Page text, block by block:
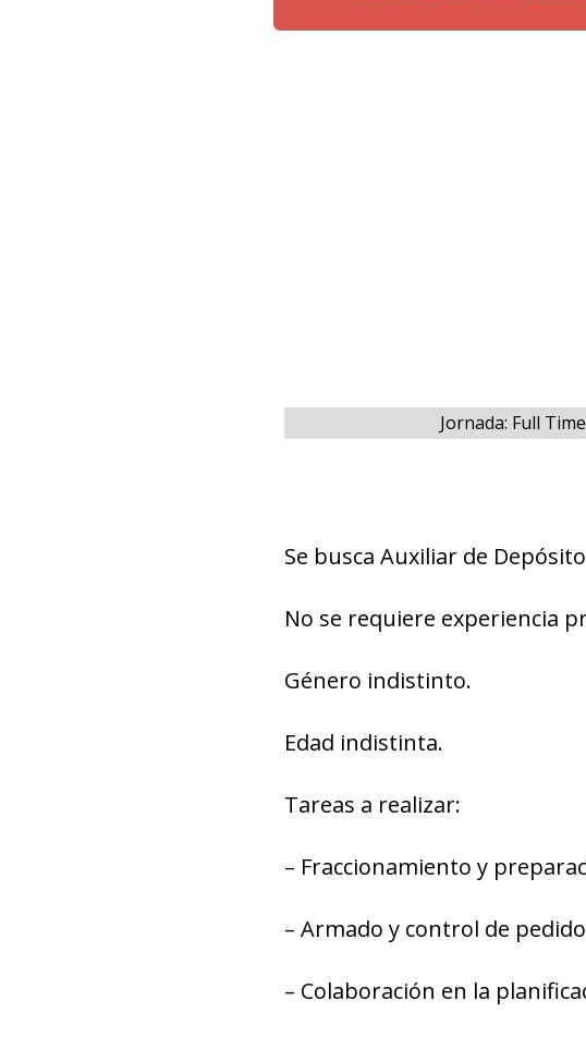
Jornada: Full
Se busca Auxiliar de
No se requiere experiencia
Género indistinto.
Edad indistinta.
Tareas a realizar:
– Fraccionamiento y
– Armado y control de
– Colaboración en la